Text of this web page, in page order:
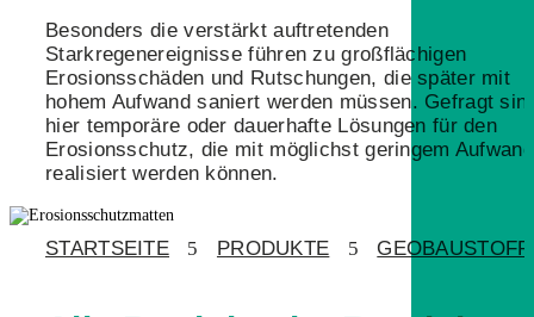
Besonders die verstärkt auftretenden
Starkregenereignisse führen zu großflächigen
Erosionsschäden und Rutschungen, die später mit
hohem Aufwand saniert werden müssen. Gefragt
hier temporäre oder dauerhafte Lösungen für den
Erosionsschutz, die mit möglichst geringem Aufwand
realisiert werden können.
STARTSEITE 5 PRODUKTE 5